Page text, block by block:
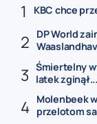
KBC chce
DP World
Śmiertelny
latek zginął...
Molenbeek
przelotom